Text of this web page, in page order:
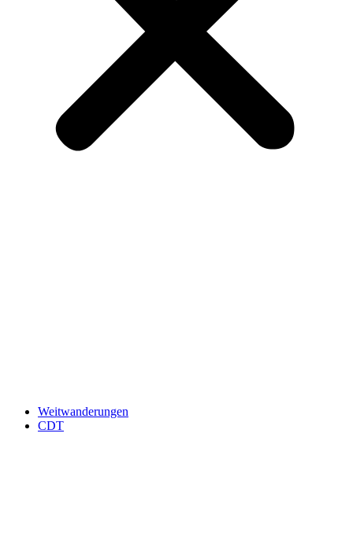
Weitwanderungen
CDT